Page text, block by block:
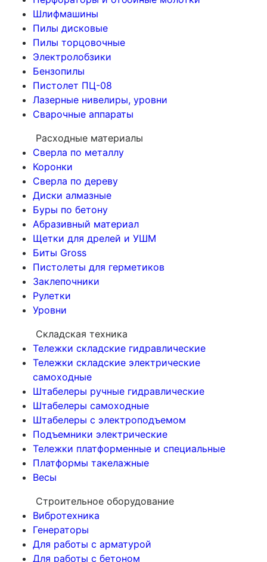
Шлифмашины
Пилы дисковые
Пилы торцовочные
Электролобзики
Бензопилы
Пистолет ПЦ-08
Лазерные нивелиры, уровни
Сварочные аппараты
Расходные материалы
Сверла по металлу
Коронки
Сверла по дереву
Диски алмазные
Буры по бетону
Абразивный материал
Щетки для дрелей и УШМ
Биты Gross
Пистолеты для герметиков
Заклепочники
Рулетки
Уровни
Складская техника
Тележки складские гидравлические
Тележки складские электрические
самоходные
Штабелеры ручные гидравлические
Штабелеры самоходные
Штабелеры с электроподъемом
Подъемники электрические
Тележки платформенные и специальные
Платформы такелажные
Весы
Строительное оборудование
Вибротехника
Генераторы
Для работы с арматурой
Для работы с бетоном